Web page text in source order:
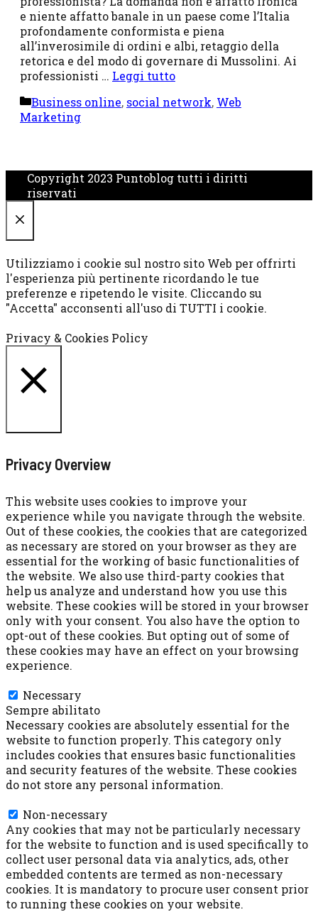
e niente affatto banale in un paese come l’Italia
profondamente conformista e piena
all’inverosimile di ordini e albi, retaggio della
retorica e del modo di governare di Mussolini. Ai
professionisti … Leggi tutto
Categorie
Business online, social network, Web
Marketing
Copyright 2023 Puntoblog tutti i diritti
riservati
Utilizziamo i cookie sul nostro sito Web per offrirti
l'esperienza più pertinente ricordando le tue
preferenze e ripetendo le visite. Cliccando su
"Accetta" acconsenti all'uso di TUTTI i cookie.
Privacy & Cookies Policy
Privacy Overview
This website uses cookies to improve your
experience while you navigate through the website.
Out of these cookies, the cookies that are categorized
as necessary are stored on your browser as they are
essential for the working of basic functionalities of
the website. We also use third-party cookies that
help us analyze and understand how you use this
website. These cookies will be stored in your browser
only with your consent. You also have the option to
opt-out of these cookies. But opting out of some of
these cookies may have an effect on your browsing
experience.
Necessary
Sempre abilitato
Necessary cookies are absolutely essential for the
website to function properly. This category only
includes cookies that ensures basic functionalities
and security features of the website. These cookies
do not store any personal information.
Non-necessary
Any cookies that may not be particularly necessary
for the website to function and is used specifically to
collect user personal data via analytics, ads, other
embedded contents are termed as non-necessary
cookies. It is mandatory to procure user consent prior
to running these cookies on your website.